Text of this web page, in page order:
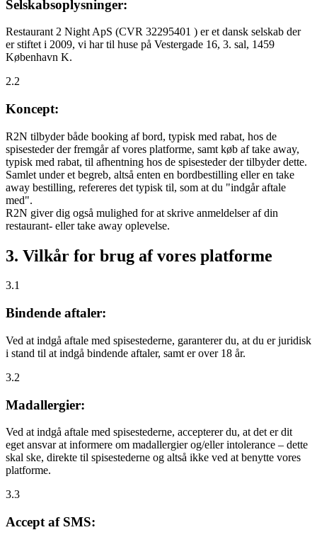
Selskabsoplysninger:
Restaurant 2 Night ApS (CVR 32295401 ) er et dansk selskab der
er stiftet i 2009, vi har til huse på Vestergade 16, 3. sal, 1459
København K.
2.2
Koncept:
R2N tilbyder både booking af bord, typisk med rabat, hos de
spisesteder der fremgår af vores platforme, samt køb af take away,
typisk med rabat, til afhentning hos de spisesteder der tilbyder dette.
Samlet under et begreb, altså enten en bordbestilling eller en take
away bestilling, refereres det typisk til, som at du "indgår aftale
med".
R2N giver dig også mulighed for at skrive anmeldelser af din
restaurant- eller take away oplevelse.
3. Vilkår for brug af vores platforme
3.1
Bindende aftaler:
Ved at indgå aftale med spisestederne, garanterer du, at du er juridisk
i stand til at indgå bindende aftaler, samt er over 18 år.
3.2
Madallergier:
Ved at indgå aftale med spisestederne, accepterer du, at det er dit
eget ansvar at informere om madallergier og/eller intolerance – dette
skal ske, direkte til spisestederne og altså ikke ved at benytte vores
platforme.
3.3
Accept af SMS: